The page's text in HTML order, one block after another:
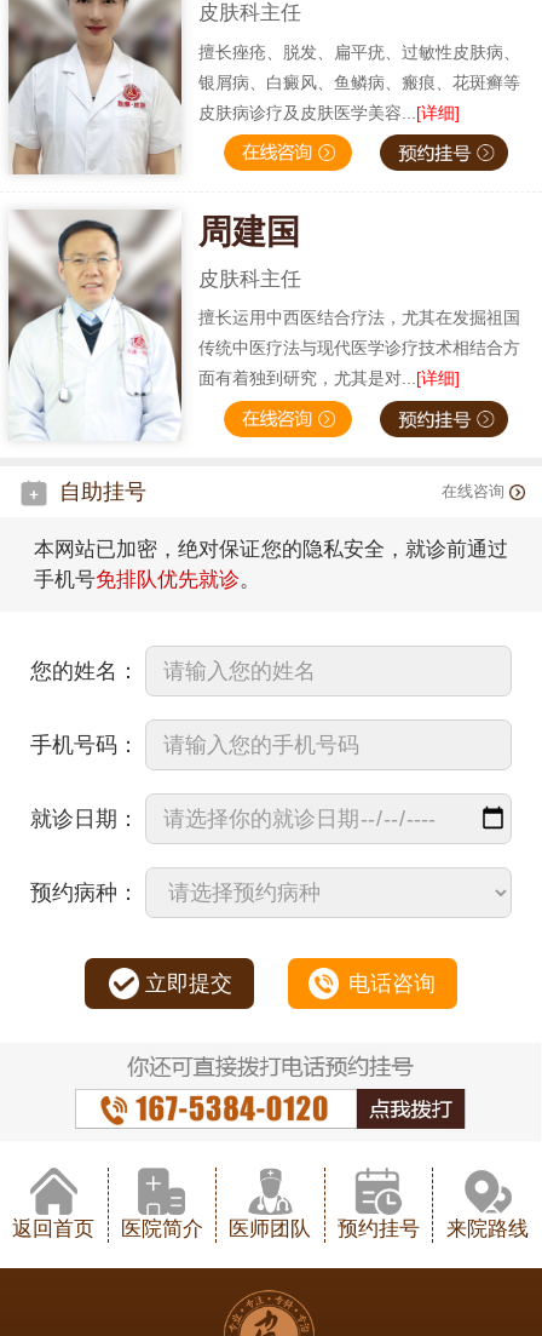
皮肤科主任
擅长痤疮、脱发、扁平疣、过敏性皮肤病、
银屑病、白癜风、鱼鳞病、瘢痕、花斑癣等
皮肤病诊疗及皮肤医学美容... [详细]
周建国
皮肤科主任
擅长运用中西医结合疗法，尤其在发掘祖国
传统中医疗法与现代医学诊疗技术相结合方
面有着独到研究，尤其是对...[详细]
自助挂号 在线咨询
本网站已加密，绝对保证您的隐私安全，就诊前通过
手机号免排队优先就诊。
您的姓名：
手机号码：
就诊日期：
预约病种：
立即提交 电话咨询
返回首页 医院简介 医师团队 预约挂号 来院路线